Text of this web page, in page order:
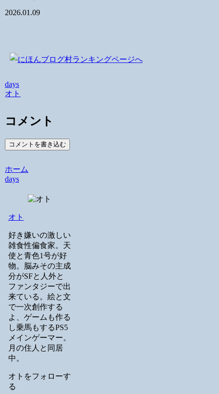
2026.01.09
days
オト
コメント
コメントを書き込む
ホーム
days
オト
好き嫌いの激しい
雑食性偏食家。天
使と青色1号が好
物。脳みその主成
分がSFと人外と
ファンタジーで出
来ている。絵と文
で一次創作する
よ、ゲームも作る
し乗馬もするPS5
メインゲーマー。
月の住人と同居
中。
オトをフォローす
る